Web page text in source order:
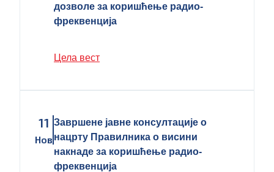
дозволе за коришћење радио-
фреквенција
Цела вест
11
Нов
Завршене јавне консултације о
нацрту Правилника о висини
накнаде за коришћење радио-
фреквенција